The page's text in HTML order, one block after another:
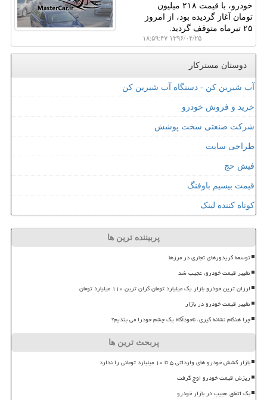
خودرو، با قیمت ۲۱۸ میلیون
تومان آغاز گردیده بود، از امروز
۲۵ تیرماه متوقف گردید.
۱۳۹۶/۰۴/۲۵ ۱۸:۵۹:۴۷
دوستان مسترکار
آب شیرین کن - دستگاه آب شیرین کن
خرید و فروش خودرو
شرکت صنعتی سخت پوشش
طراحی سایت
فیش حج
قیمت بیسیم باوفنگ
کوتاه کننده لینک
پربیننده ترین ها
توسعه کریدورهای تجاری در مرزها
تغییر قیمت خودرو، عجیب شد
ارزان ترین خودرو بازار یک میلیارد تومان گران ترین ۱۱۰ میلیارد تومان
تغییر قیمت خودرو در بازار
چرا هنگام نشانه گیری، ناخودآگاه یک چشم خودرا می بندیم؟
پربحث ترین ها
بازار کشش خودرو های وارداتی ۵ تا ۱۰ میلیارد تومانی را ندارد
ریزش قیمت خودرو اوج گرفت
بک اتفاق عجیب در بازار خودرو